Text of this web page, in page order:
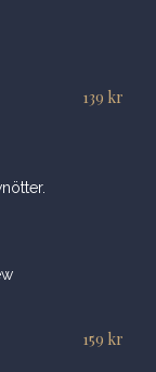
139 kr
159 kr